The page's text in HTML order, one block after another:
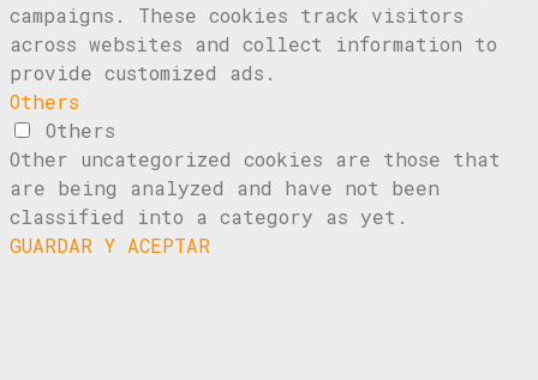
campaigns. These cookies track visitors
across websites and collect information to
provide customized ads.
Others
Others
Other uncategorized cookies are those that
are being analyzed and have not been
classified into a category as yet.
GUARDAR Y ACEPTAR